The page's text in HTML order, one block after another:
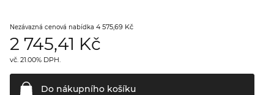
Nezávazná cenová nabídka 4 575,69 Kč
2 745,41 Kč
vč. 21.00% DPH.
Do nákupního košíku